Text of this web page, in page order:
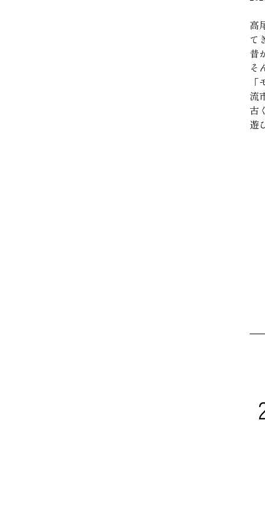
高
て
昔
そ
流
古
遊